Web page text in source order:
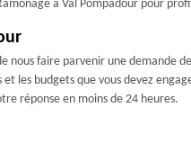
à Val Pompadour pour
faire parvenir une demande
les budgets que vous devez
réponse en moins de 24 heures.